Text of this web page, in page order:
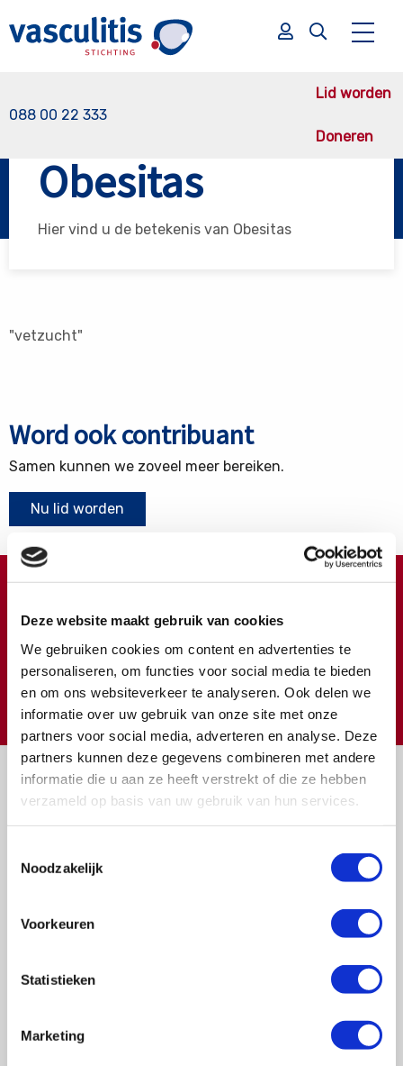
Deze website maakt gebruik van cookies
We gebruiken cookies om content en advertenties te
personaliseren, om functies voor social media te bieden
en om ons websiteverkeer te analyseren. Ook delen we
informatie over uw gebruik van onze site met onze
partners voor social media, adverteren en analyse. Deze
partners kunnen deze gegevens combineren met andere
informatie die u aan ze heeft verstrekt of die ze hebben
verzameld op basis van uw gebruik van hun services.
Noodzakelijk
Voorkeuren
Statistieken
Marketing
088 00 22 333
Lid worden
Doneren
Zoek
Zoek
Obesitas
Hier vind u de betekenis van Obesitas
"vetzucht"
Word ook contribuant
Samen kunnen we zoveel meer bereiken.
Nu lid worden
Meer weten over wat we met uw extra gift doen?
Klik hier
€ Doneer
Vragen?
of bel ons op:
Ziektebeelden